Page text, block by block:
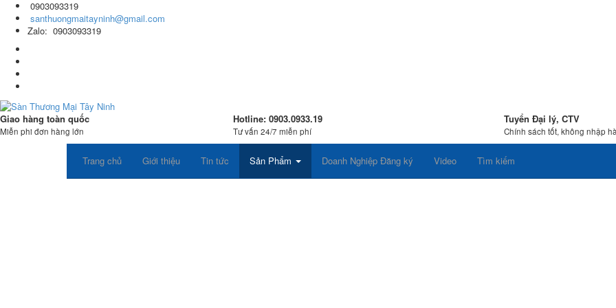
0903093319
santhuongmaitayninh@gmail.com
Zalo: 0903093319
Giao hàng toàn quốc
Miễn phi đơn hàng lớn
Hotline: 0903.0933.19
Tư vấn 24/7 miễn phí
Tuyển Đại lý, CTV
Chính sách tốt, không nhập
Trang chủ Giới thiệu Tin tức Sản Phẩm Doanh Nghiệp Đăng ký Video Tìm kiếm